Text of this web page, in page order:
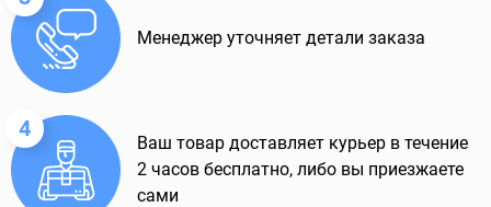
Менеджер уточняет детали заказа
4
Ваш товар доставляет курьер в течение
2 часов бесплатно, либо вы приезжаете
сами